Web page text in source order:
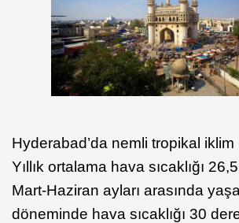
Hyderabad’da nemli tropikal iklim
Yıllık ortalama hava sıcaklığı
Mart-Haziran ayları arasında
döneminde hava sıcaklığı 30